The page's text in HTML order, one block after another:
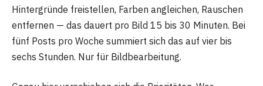
Hintergründe freistellen, Farben angleichen, Rauschen
entfernen — das dauert pro Bild 15 bis 30 Minuten. Bei
fünf Posts pro Woche summiert sich das auf vier bis
sechs Stunden. Nur für Bildbearbeitung.